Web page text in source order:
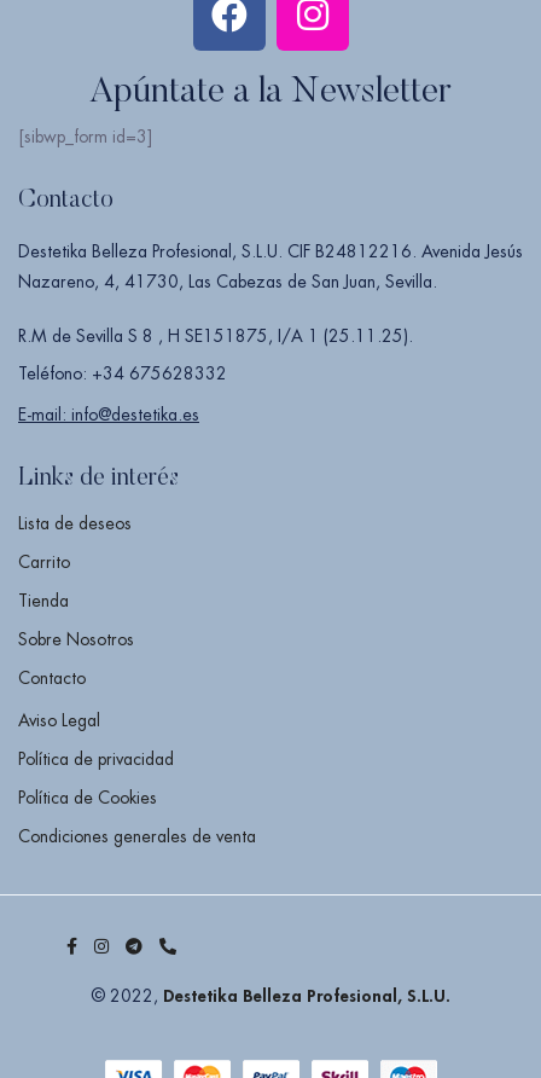
Apúntate a la Newsletter
[sibwp_form id=3]
Contacto
Destetika Belleza Profesional, S.L.U. CIF B24812216. Avenida Jesús
Nazareno, 4, 41730, Las Cabezas de San Juan, Sevilla.
R.M de Sevilla S 8 , H SE151875, I/A 1 (25.11.25).
Teléfono: +34 675628332
E-mail: info@destetika.es
Links de interés
Lista de deseos
Carrito
Tienda
Sobre Nosotros
Contacto
Aviso Legal
Política de privacidad
Política de Cookies
Condiciones generales de venta
© 2022, Destetika Belleza Profesional, S.L.U.